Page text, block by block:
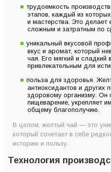
трудоемкость
этапов, каждый из
и мастерства. Это делает
сложным и затратным по
уникальный вкусовой
вкус и аромат, который
чая. Его мягкий и сладкий
привлекательным для
польза для здоровья.
антиоксидантов и других
здоровому организму. Он
пищеварение, укрепляет
общему благополучию.
В целом, желтый чай — это
который сочетает в себе
историю и пользу.
Технология